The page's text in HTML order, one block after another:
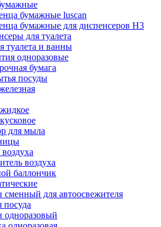
бумажные luscan
бумажные для диспенсеров H3
для туалета
туалета и ванны
одноразовые
бумага
посуды
для мыла
воздуха
баллончик
сменный для автоосвежителя
посуда
одноразовый